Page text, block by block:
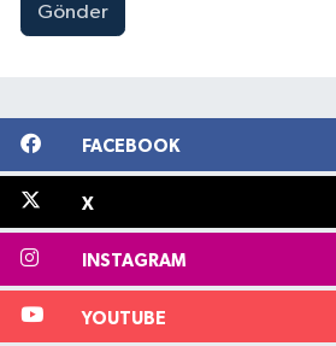
Gönder
FACEBOOK
X
INSTAGRAM
YOUTUBE